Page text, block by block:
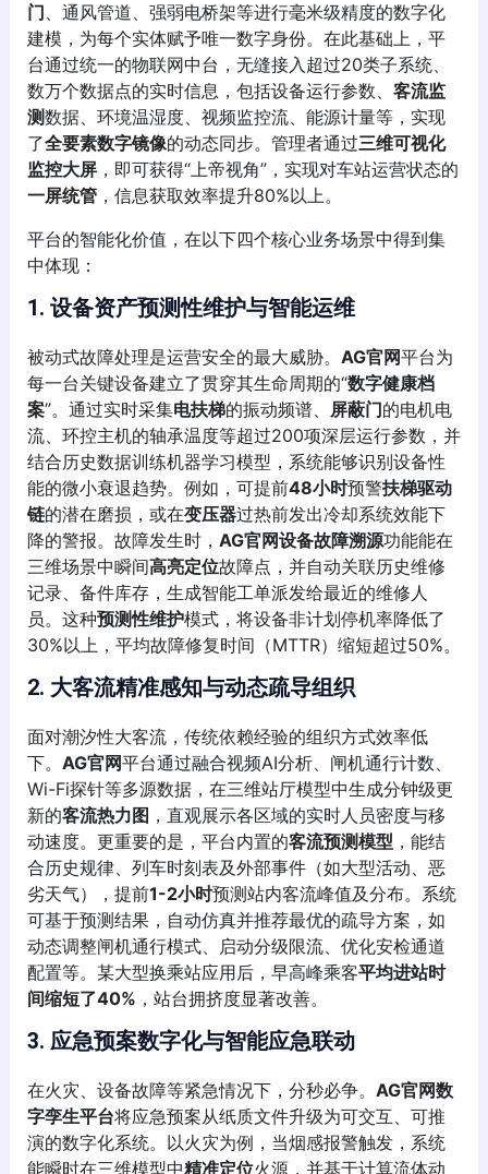
门、通风管道、强弱电桥架等进行毫米级精度的数字化
建模，为每个实体赋予唯一数字身份。在此基础上，平
台通过统一的物联网中台，无缝接入超过20类子系统、
数万个数据点的实时信息，包括设备运行参数、 客流监
测数据、环境温湿度、视频监控流、能源计量等，实现
了全要素数字镜像的动态同步。管理者通过三维可视化
监控大屏，即可获得“上帝视角”，实现对车站运营状态的
一屏统管，信息获取效率提升80%以上。
平台的智能化价值，在以下四个核心业务场景中得到集
中体现：
1. 设备资产预测性维护与智能运维
被动式故障处理是运营安全的最大威胁。 AG官网平台为
每一台关键设备建立了贯穿其生命周期的“数字健康档
案”。通过实时采集电扶梯的振动频谱、 屏蔽门的电机电
流、环控主机的轴承温度等超过200项深层运行参数，并
结合历史数据训练机器学习模型，系统能够识别设备性
能的微小衰退趋势。例如，可提前48小时预警扶梯驱动
链的潜在磨损，或在变压器过热前发出冷却系统效能下
降的警报。故障发生时， AG官网设备故障溯源功能能在
三维场景中瞬间高亮定位故障点，并自动关联历史维修
记录、备件库存，生成智能工单派发给最近的维修人
员。这种预测性维护模式，将设备非计划停机率降低了
30%以上，平均故障修复时间（MTTR）缩短超过50%。
2. 大客流精准感知与动态疏导组织
面对潮汐性大客流，传统依赖经验的组织方式效率低
下。 AG官网平台通过融合视频AI分析、闸机通行计数、
Wi-Fi探针等多源数据，在三维站厅模型中生成分钟级更
新的客流热力图 ，直观展示各区域的实时人员密度与移
动速度。更重要的是，平台内置的客流预测模型 ，能结
合历史规律、列车时刻表及外部事件（如大型活动、恶
劣天气），提前1-2小时预测站内客流峰值及分布。系统
可基于预测结果，自动仿真并推荐最优的疏导方案，如
动态调整闸机通行模式、启动分级限流、优化安检通道
配置等。某大型换乘站应用后，早高峰乘客平均进站时
间缩短了40% ，站台拥挤度显著改善。
3. 应急预案数字化与智能应急联动
在火灾、设备故障等紧急情况下，分秒必争。 AG官网数
字孪生平台将应急预案从纸质文件升级为可交互、可推
演的数字化系统。以火灾为例，当烟感报警触发，系统
能瞬时在三维模型中精准定位火源，并基于计算流体动